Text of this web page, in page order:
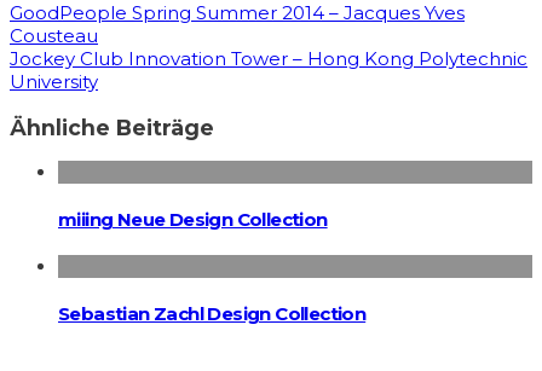
GoodPeople Spring Summer 2014 – Jacques Yves
Cousteau
Jockey Club Innovation Tower – Hong Kong Polytechnic
University
Ähnliche Beiträge
miiing Neue Design Collection
Sebastian Zachl Design Collection